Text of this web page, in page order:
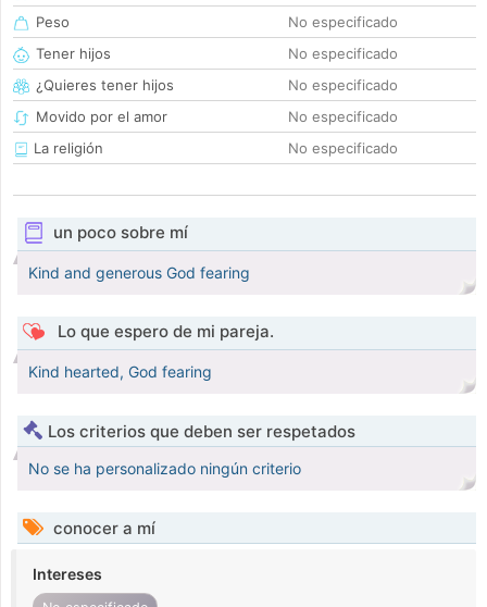
Peso
No especificado
Tener hijos
No especificado
¿Quieres tener hijos
No especificado
Movido por el amor
No especificado
La religión
No especificado
un poco sobre mí
Kind and generous God fearing
Lo que espero de mi pareja.
Kind hearted, God fearing
Los criterios que deben ser respetados
No se ha personalizado ningún criterio
conocer a mí
Intereses